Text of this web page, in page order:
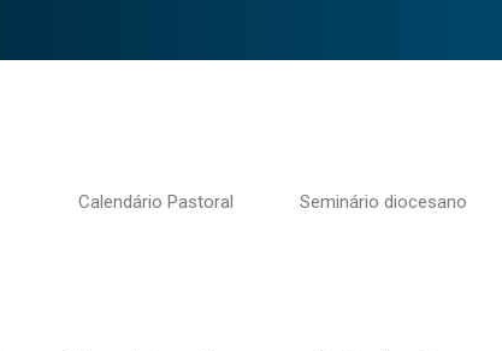
Calendário Pastoral Seminário diocesano